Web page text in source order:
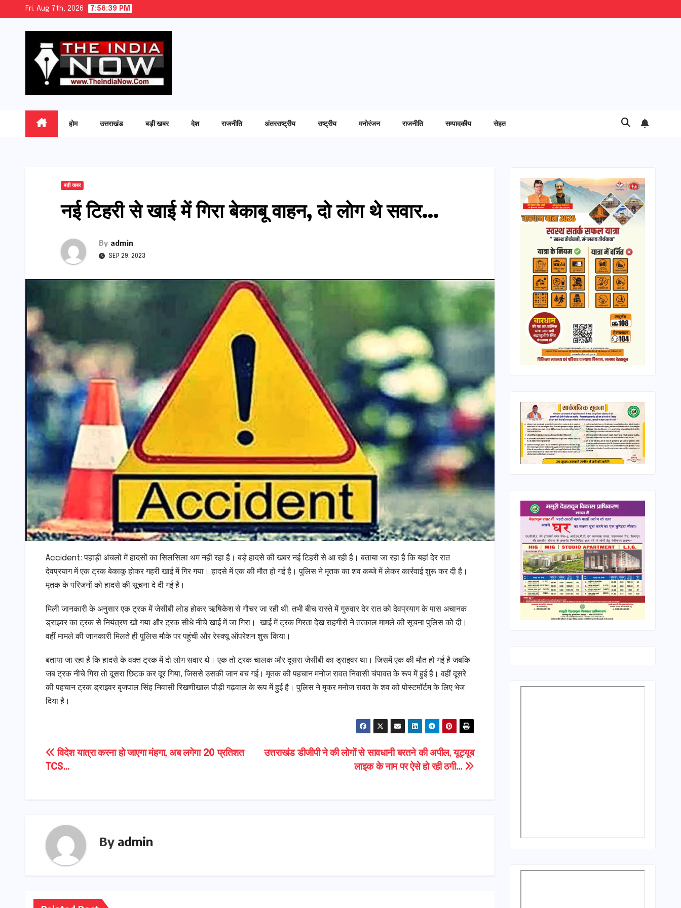
Fri. Aug 7th, 2026 7:56:41 PM
होम उत्तराखंड बड़ी खबर देश राजनीति अंतरराष्ट्रीय राष्ट्रीय मनोरंजन राजनीति सम्पादकीय सेहत
बड़ी खबर
नई टिहरी से खाई में गिरा बेकाबू वाहन, दो लोग थे सवार…
By admin
SEP 29, 2023
Accident: पहाड़ी अंचलों में हादसों का सिलसिला थम नहीं रहा है। बड़े हादसे की खबर नई टिहरी से आ रही है। बताया जा रहा है कि यहां देर रात
देवप्रयाग में एक ट्रक बेकाकू होकर गहरी खाई में गिर गया। हादसे में एक की मौत हो गई है। पुलिस ने मृतक का शव कब्जे में लेकर कार्रवाई शुरू कर दी है।
मृतक के परिजनों को हादसे की सूचना दे दी गई है।
मिली जानकारी के अनुसार एक ट्रक में जेसीबी लोड होकर ऋषिकेश से गौचर जा रही थी. तभी बीच रास्ते में गुरुवार देर रात को देवप्रयाग के पास अचानक
ड्राइवर का ट्रक से नियंत्रण खो गया और ट्रक सीधे नीचे खाई में जा गिरा। खाई में ट्रक गिरता देख राहगीरों ने तत्काल मामले की सूचना पुलिस को दी।
वहीं मामले की जानकारी मिलते ही पुलिस मौके पर पहुंची और रेस्क्यू ऑपरेशन शुरू किया।
बताया जा रहा है कि हादसे के वक्त ट्रक में दो लोग सवार थे। एक तो ट्रक चालक और दूसरा जेसीबी का ड्राइवर था। जिसमें एक की मौत हो गई है जबकि
जब ट्रक नीचे गिरा तो दूसरा छिटक कर दूर गिया, जिससे उसकी जान बच गई। मृतक की पहचान मनोज रावत निवासी चंपावत के रूप में हुई है। वहीं दूसरे
की पहचान ट्रक ड्राइवर बृजपाल सिंह निवासी रिखणीखाल पौड़ी गढ़वाल के रूप में हुई है। पुलिस ने मृकर मनोज रावत के शव को पोस्टमॉर्टम के लिए भेज
दिया है।
Post
उत्तराखंड डीजीपी ने की लोगों से सावधानी बरतने की अपील, यूट्यूब
लाइक के नाम पर ऐसे हो रही ठगी…
विदेश यात्रा करना हो जाएगा मंहगा, अब लगेगा 20 प्रतिशत
TCS…
By admin